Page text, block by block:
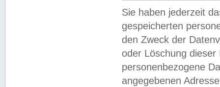
Sie haben jederzeit
gespeicherten
den Zweck der
oder Löschung
personenbezogene
angegebenen